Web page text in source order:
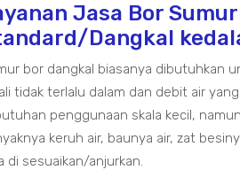
Jasa Bor
Dangkal
bor dangkal biasanya dibutuhkan
tidak terlalu dalam dan debit air
penggunaan skala kecil,
keruh air, baunya air, zat
di sesuaikan/anjurkan.